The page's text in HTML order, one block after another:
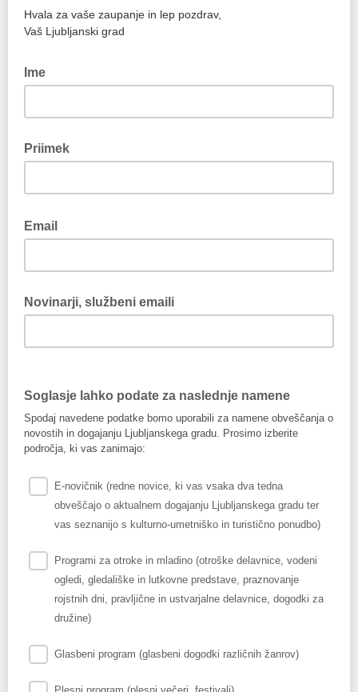
Hvala za vaše zaupanje in lep pozdrav,
Vaš Ljubljanski grad
Ime
Priimek
Email
Novinarji, službeni emaili
Soglasje lahko podate za naslednje namene
Spodaj navedene podatke bomo uporabili za namene obveščanja o
novostih in dogajanju Ljubljanskega gradu. Prosimo izberite
področja, ki vas zanimajo:
E-novičnik (redne novice, ki vas vsaka dva tedna
obveščajo o aktualnem dogajanju Ljubljanskega gradu ter
vas seznanijo s kulturno-umetniško in turistično ponudbo)
Programi za otroke in mladino (otroške delavnice, vodeni
ogledi, gledališke in lutkovne predstave, praznovanje
rojstnih dni, pravljične in ustvarjalne delavnice, dogodki za
družine)
Glasbeni program (glasbeni dogodki različnih žanrov)